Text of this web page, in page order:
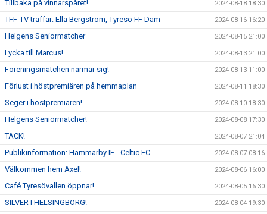
Tillbaka på vinnarspåret! 2024-08-18 18:30
TFF-TV träffar: Ella Bergström, Tyresö FF Dam 2024-08-16 16:20
Helgens Seniormatcher 2024-08-15 21:00
Lycka till Marcus! 2024-08-13 21:00
Föreningsmatchen närmar sig! 2024-08-13 11:00
Förlust i höstpremiären på hemmaplan 2024-08-11 18:30
Seger i höstpremiären! 2024-08-10 18:30
Helgens Seniormatcher! 2024-08-08 17:30
TACK! 2024-08-07 21:04
Publikinformation: Hammarby IF - Celtic FC 2024-08-07 08:16
Välkommen hem Axel! 2024-08-06 16:00
Café Tyresövallen öppnar! 2024-08-05 16:30
SILVER I HELSINGBORG! 2024-08-04 19:30